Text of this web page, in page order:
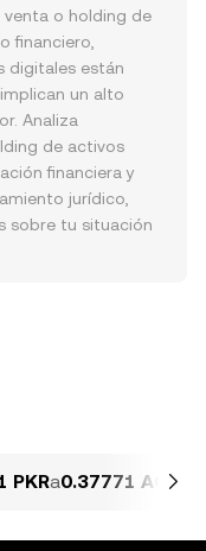
o holding de
financiero,
digitales están
un alto
Analiza
de activos
financiera y
jurídico,
sobre tu situación
PKRa0.37771 ACT